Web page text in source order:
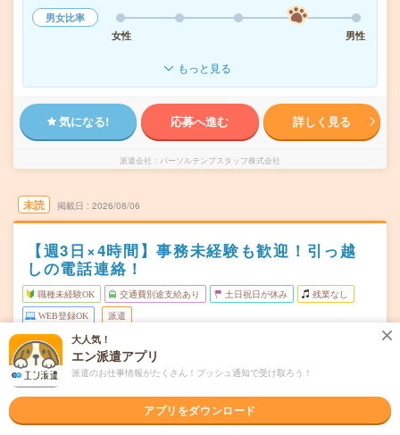
男女比率
女性
男性
もっと見る
気になる! 応募へ進む 詳しく見る
派遣会社 パーソルテンプスタッフ株式会社
未読 掲載日 2026/08/06
【週3日×4時間】事務未経験も歓迎！引っ越
しの電話連絡！
職種未経験OK 交通費別途支給あり 土日祝日が休み 残業なし
WEB登録OK 派遣
勤務地
京都市西京区
上桂駅から徒歩13分
曜日頻度 月・水・金(週3日) ※平日週3日勤務で曜日相談OK！
時間
15:00～19:00(実働4時間 休憩なし)※15:00～20:00の間で
大人気！
エン派遣アプリ
派遣のお仕事情報がたくさん！プッシュ通知で受け取ろう！
アプリをダウンロード